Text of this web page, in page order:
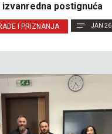
izvanredna postignuća
I PRIZNANJA JAN 26